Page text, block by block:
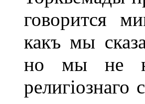
говорится
какъ мы
но мы не
религіознаго